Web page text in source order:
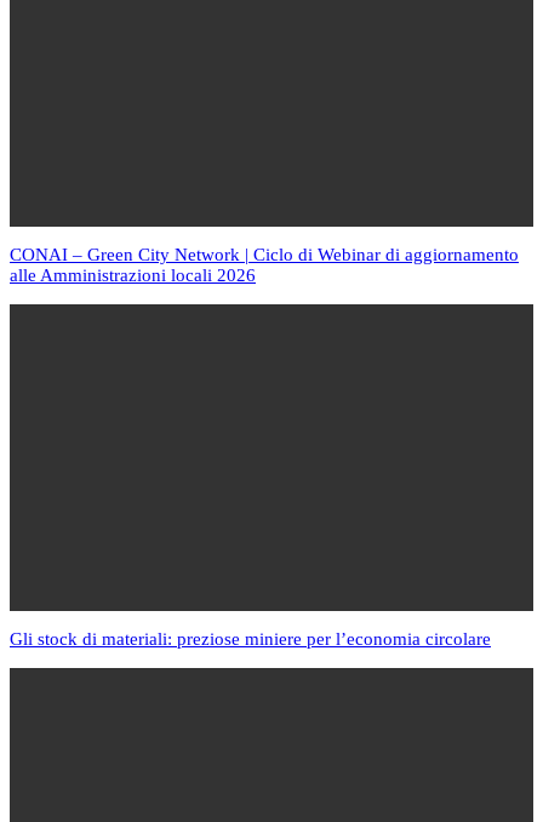
CONAI – Green City Network | Ciclo di Webinar di aggiornamento
alle Amministrazioni locali 2026
Gli stock di materiali: preziose miniere per l’economia circolare